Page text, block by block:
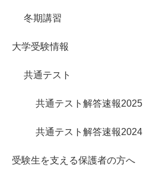
冬期講習
大学受験情報
共通テスト
共通テスト解答速報2025
共通テスト解答速報2024
受験生を支える保護者の方へ